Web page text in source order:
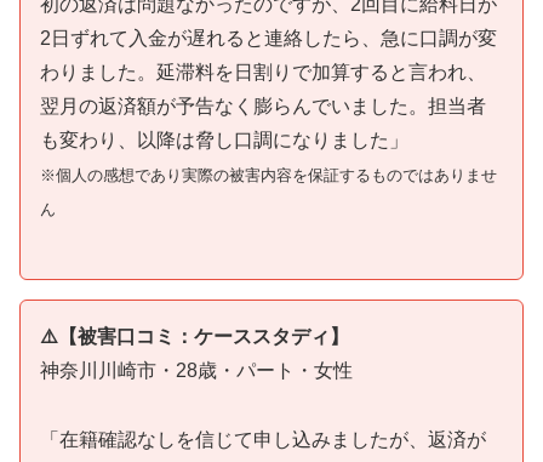
2日ずれて入金が遅れると連絡したら、急に口調が変
わりました。延滞料を日割りで加算すると言われ、
翌月の返済額が予告なく膨らんでいました。担当者
も変わり、以降は脅し口調になりました」
※個人の感想であり実際の被害内容を保証するものではありませ
ん
⚠️【被害口コミ：ケーススタディ】
神奈川川崎市・28歳・パート・女性
「在籍確認なしを信じて申し込みましたが、返済が